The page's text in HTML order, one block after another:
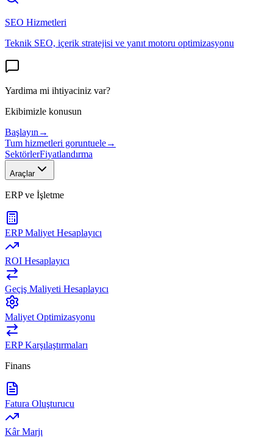
SEO Hizmetleri
Teknik SEO, içerik stratejisi ve yanıt motoru optimizasyonu
Yardima mi ihtiyaciniz var?
Ekibimizle konusun
Başlayın →
Tum hizmetleri goruntuele→
SektörlerFiyatlandırma
Araçlar
ERP ve İşletme
ERP Maliyet Hesaplayıcı
ROI Hesaplayıcı
Geçiş Maliyeti Hesaplayıcı
Maliyet Optimizasyonu
ERP Karşılaştırmaları
Finans
Fatura Oluşturucu
Kâr Marjı